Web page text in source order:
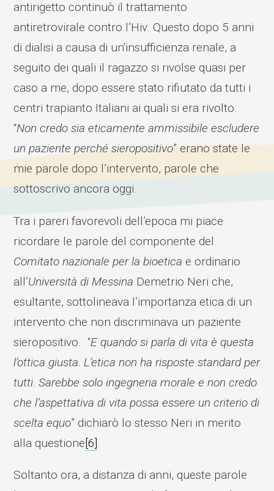
antirigetto continuò il trattamento
antiretrovirale contro l’Hiv. Questo dopo 5 anni
di dialisi a causa di un‘insufficienza renale, a
seguito dei quali il ragazzo si rivolse quasi per
caso a me, dopo essere stato rifiutato da tutti i
centri trapianto Italiani ai quali si era rivolto.
“Non credo sia eticamente ammissibile escludere
un paziente perché sieropositivo” erano state le
mie parole dopo l’intervento, parole che
sottoscrivo ancora oggi.
Tra i pareri favorevoli dell’epoca mi piace
ricordare le parole del componente del
Comitato nazionale per la bioetica e ordinario
all’Università di Messina Demetrio Neri che,
esultante, sottolineava l’importanza etica di un
intervento che non discriminava un paziente
sieropositivo. “E quando si parla di vita è questa
l’ottica giusta. L’etica non ha risposte standard per
tutti. Sarebbe solo ingegneria morale e non credo
che l’aspettativa di vita possa essere un criterio di
scelta equo” dichiarò lo stesso Neri in merito
alla questione[6]
Soltanto ora, a distanza di anni, queste parole